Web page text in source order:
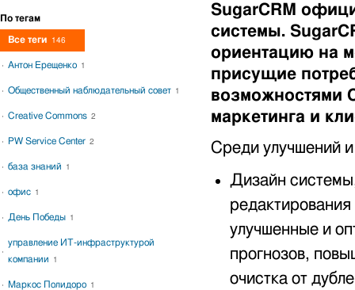
SugarCRM
системы.
ориентацию на
присущие
возможностями
маркетинга и
Среди улучшений
Дизайн
улучшенные и
прогнозов,
очистка от
По тегам
Все теги 146
Антон Ерещенко 1
Общественный наблюдательный совет 1
Creative Commons 2
PW Service Center 2
база знаний 1
офис 1
День Победы 1
управление ИТ-инфраструктурой
компании
1
Маркос Полидоро 1